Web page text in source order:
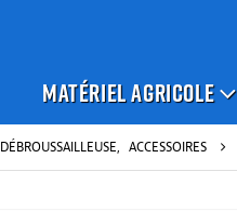
MATÉRIEL AGRICOLE
DÉBROUSSAILLEUSE, ACCESSOIRES